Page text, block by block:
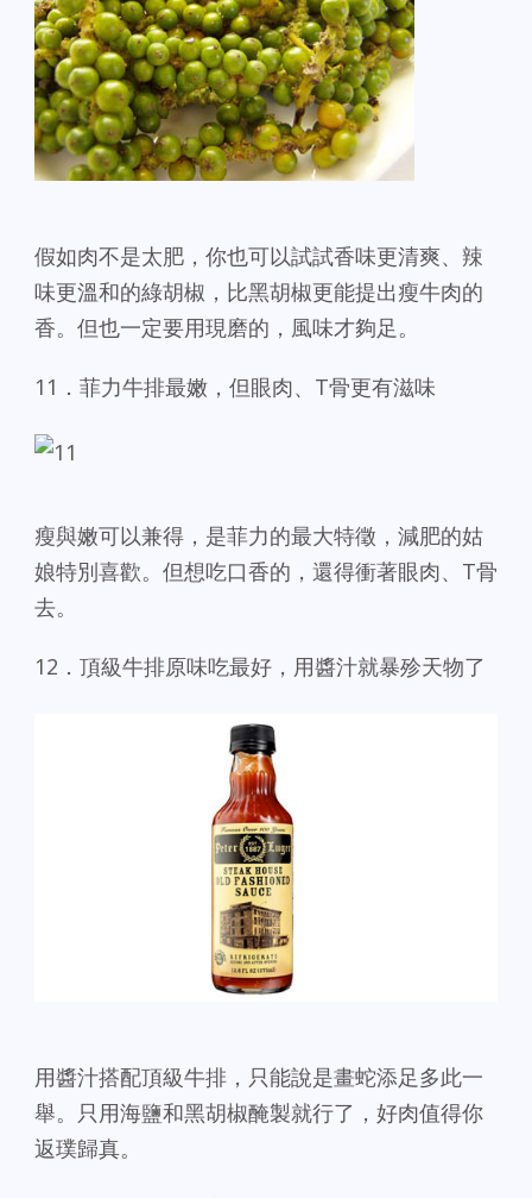
假如肉不是太肥，你也可以試試香味更清爽、辣
味更溫和的綠胡椒，比黑胡椒更能提出瘦牛肉的
香。但也一定要用現磨的，風味才夠足。
11．菲力牛排最嫩，但眼肉、T骨更有滋味
瘦與嫩可以兼得，是菲力的最大特徵，減肥的姑
娘特別喜歡。但想吃口香的，還得衝著眼肉、T骨
去。
12．頂級牛排原味吃最好，用醬汁就暴殄天物了
用醬汁搭配頂級牛排，只能說是畫蛇添足多此一
舉。只用海鹽和黑胡椒醃製就行了，好肉值得你
返璞歸真。